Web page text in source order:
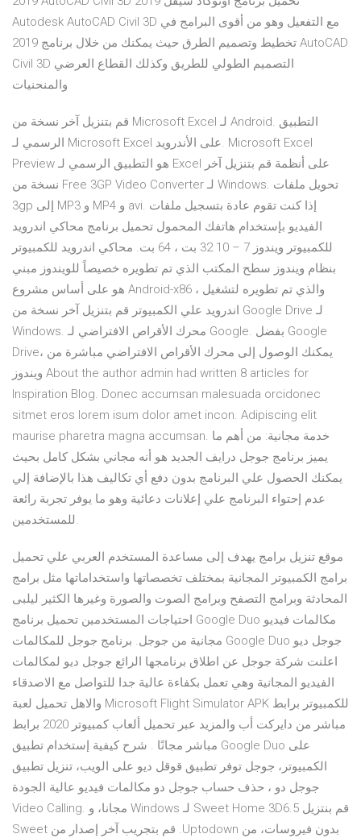
Autodesk AutoCAD Civil 3D مع التفعيل وهو من أقوى البرامج في
تخطيط وتصميم الطرق حيث يمكنك من خلال برنامج 2019 AutoCAD
Civil 3D التصميم الطولي للطريق وكذلك القطاع العرضي
والمنحنيات
قم بتنزيل آخر نسخة من Microsoft Excel لـ Android. التطبيق
الرسمي لـ Microsoft Excel على الأندرويد. Microsoft Excel
Preview هو التطبيق الرسمي لـ Excel على أنظمة قم بتنزيل آخر
نسخة من Free 3GP Video Converter لـ Windows. تحويل ملفات
3gp إلى MP3 و MP4 و avi. إذا كنت تقوم عادة بتسجيل ملفات
الفيديو بإستخدام هاتفك المحمول تحميل برنامج محاكي اندرويد
للكمبيوتر ويندوز 7 – 10 32 بت ، 64 بت. محاكي اندرويد للكمبيوتر
بنظام ويندوز سطح المكتب الذي تم تطويره خصيصاً للويندوز مبني
هو على أساس مشروع Android-x86 ، والذي تم تطويره لتشغيل
اندرويد علي الكمبيوتر قم بتنزيل آخر نسخة من Google Drive لـ
Windows. محرك الأقراص الافتراضي لـ Google. بفضل Google
Drive، يمكنك الوصول إلى محرك الأقراص الافتراضي مباشرة من
ويندوز About the author admin had written 8 articles for
Inspiration Blog. Donec accumsan malesuada orcidonec
sitmet eros lorem isum dolor amet incon. Adipiscing elit
maurise pharetra magna accumsan. خدمة مجانية: من أهم ما
يميز برنامج جوجل درايف الجديد هو أنه مجاني بشكل كامل بحيث
يمكنك الحصول علي البرنامج بدون دفع أي تكاليف هذا بالإضافة إلي
عدم إحتواء البرنامج علي إعلانات دعائية وهو ما يوفر تجربة رائعة
للمستخدمين.
موقع تنزيل برامج يهدف إلى مساعدة المستخدم العربي علي تحميل
برامج الكمبيوتر المجانية بمختلف تخصصاتها واستخداماتها مثل برامج
المحادثة وبرامج التصفح وبرامج الصوت والصورة وغيرها الكثير ليلبى
احتياجات المستخدمين تحميل برنامج Google Duo مكالمات فيديو
مجانية من جوجل. برنامج جوجل للمكالمات Google Duo جوجل ديو
اعلنت شركة جوجل عن اطلاق برنامجها الرائع جوجل ديو لمكالمات
الفيديو المجانية وهي تعمل بكفاءة عالية جدا للتواصل مع الاصدقاء
والاهل تحميل لعبة Microsoft Flight Simulator APK للكمبيوتر برابط
مباشر من دايركت أب والمزيد عبر تحميل ألعاب كمبيوتر 2020 برابط
مباشر مجانًا . شرح كيفية إستخدام تطبيق Google Duo على
الكمبيوتر، جوجل توفر تطبيق قوقل ديو على الويب، تنزيل تطبيق
جوجل دو ، حذف حساب جوجل دو مكالمات فيديو عالية الجودة
Video Calling. ‫قم بنتزيل Sweet Home 3D6.5 لـ Windows مجانا، و
بدون فيروسات، من Uptodown. قم بتجريب آخر إصدار من Sweet